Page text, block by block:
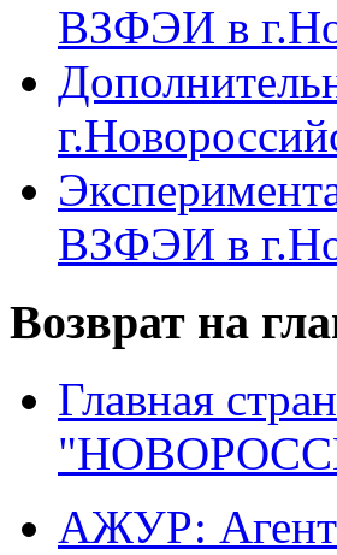
ВЗФЭИ в
ВЗФЭИ в
Возврат на
Главная
АЖУР: